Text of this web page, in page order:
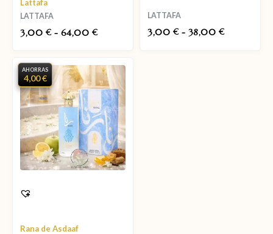
Lattafa
LATTAFA
3,00 € - 64,00 €
LATTAFA
3,00 € - 38,00 €
AHORRAS
4,00 €
Rana de Asdaaf